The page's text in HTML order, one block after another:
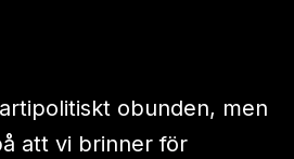
obunden, men
att vi brinner för